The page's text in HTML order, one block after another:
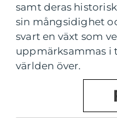
samt deras
sin mångsidighet
svart en växt som
uppmärksammas i
världen över.